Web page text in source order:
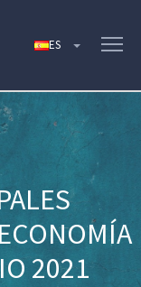
2021